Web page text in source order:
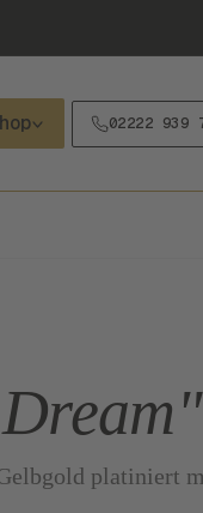
02222 939
platiniert